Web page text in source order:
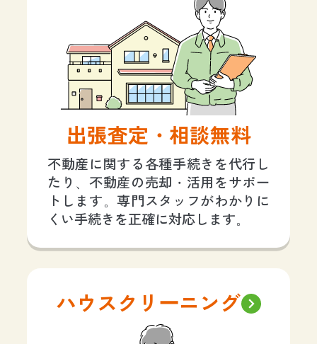
出張査定・相談無料
不動産に関する各種手続きを代行し
たり、不動産の売却・活用をサポー
トします。専門スタッフがわかりに
くい手続きを正確に対応します。
ハウスクリーニング